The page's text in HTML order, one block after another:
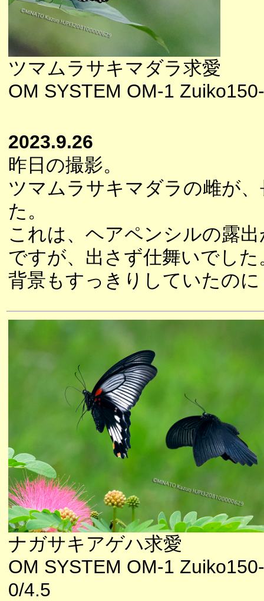
ツマムラサキマダラ求愛
OM SYSTEM OM-1
2023.9.26
昨日の撮影。
ツマムラサキマダラの雌が
た。
これは、ヘアペンシルの露
ですが、出さず仕舞いでした
背景もすっきりしていたの
ナガサキアゲハ求愛
OM SYSTEM OM-1
0/4.5